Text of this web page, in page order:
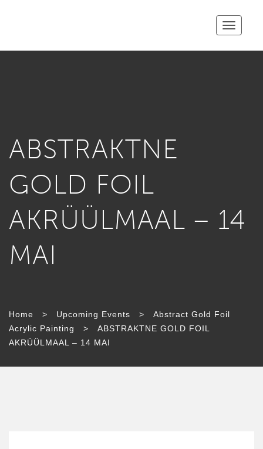
Toggle
ABSTRAKTNE
GOLD FOIL
AKRÜÜLMAAL – 14
MAI
Home > Upcoming Events >
Abstract Gold Foil
Acrylic Painting
>
ABSTRAKTNE GOLD FOIL
AKRÜÜLMAAL – 14 MAI